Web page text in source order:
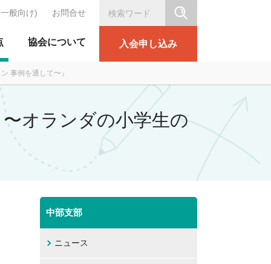
テーション協会
協会について 入会申し込み
般向け) お問合せ
事例を通して〜』
オランダの小学生の
中部支部
ニュース